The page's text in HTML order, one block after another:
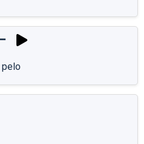
pelo